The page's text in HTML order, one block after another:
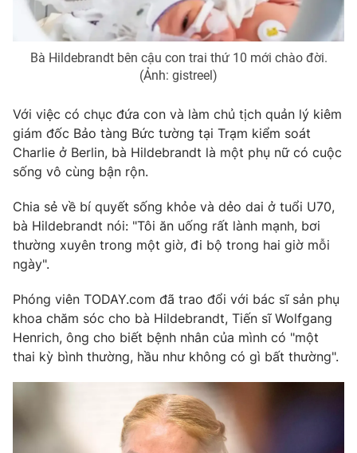
Tư vấn
Chuyên mục khác
Podcast
Photo Infographic
Video
VTV Money VTV Thể thao
VTV Sức khoẻ
Thị trường 24h Tấm lòng Việt
VTV4 Vươn mình bằng AI
VTV9 VTV8
Liên hệ tòa soạn English
Bà Hildebrandt bên cậu con trai thứ 10 mới chào đời.
(Ảnh: gistreel)
Với việc có chục đứa con và làm chủ tịch quản lý kiêm
giám đốc Bảo tàng Bức tường tại Trạm kiểm soát
Charlie ở Berlin, bà Hildebrandt là một phụ nữ có cuộc
sống vô cùng bận rộn.
Chia sẻ về bí quyết sống khỏe và dẻo dai ở tuổi U70,
bà Hildebrandt nói: "Tôi ăn uống rất lành mạnh, bơi
thường xuyên trong một giờ, đi bộ trong hai giờ mỗi
ngày".
Phóng viên TODAY.com đã trao đổi với bác sĩ sản phụ
khoa chăm sóc cho bà Hildebrandt, Tiến sĩ Wolfgang
Henrich, ông cho biết bệnh nhân của mình có "một
thai kỳ bình thường, hầu như không có gì bất thường".